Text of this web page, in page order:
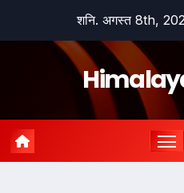
शनि. अगस्त 8th,